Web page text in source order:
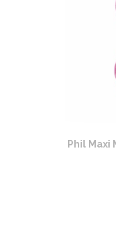
Phil Maxi